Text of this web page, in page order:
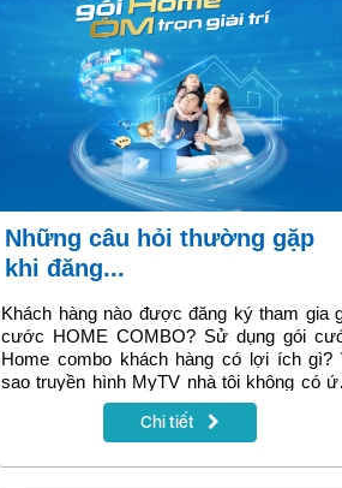
Những câu hỏi thường gặp
khi đăng...
Khách hàng nào được đăng ký tham gia
cước HOME COMBO? Sử dụng gói
Home combo khách hàng có lợi ích gì?
sao truyền hình MyTV nhà tôi không có
dụng Youtube? ... Những câu hỏi thường
khi đăng ký gói Home combo của VNPT
đây!
Chi tiết